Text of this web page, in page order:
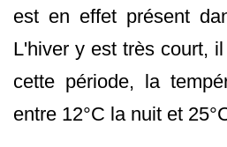
est en effet présent
L'hiver y est très court,
cette période, la
entre 12°C la nuit et